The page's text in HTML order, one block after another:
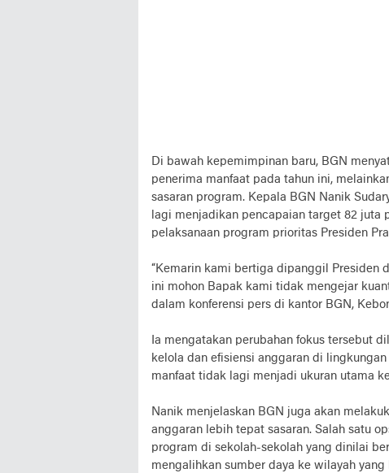
Di bawah kepemimpinan baru, BGN
penerima manfaat pada tahun ini,
sasaran program. Kepala BGN Nanik
lagi menjadikan pencapaian target 82 juta
pelaksanaan program prioritas Presiden
“Kemarin kami bertiga dipanggil Presiden
ini mohon Bapak kami tidak mengejar
dalam konferensi pers di kantor BGN,
Ia mengatakan perubahan fokus tersebut
kelola dan efisiensi anggaran di
manfaat tidak lagi menjadi ukuran utama
Nanik menjelaskan BGN juga akan
anggaran lebih tepat sasaran. Salah satu
program di sekolah-sekolah yang dinilai
mengalihkan sumber daya ke wilayah